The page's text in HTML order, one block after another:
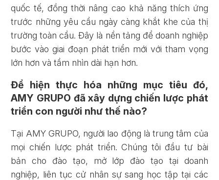
quốc tế, đồng thời nâng cao khả năng thích ứng
trước những yêu cầu ngày càng khắt khe của thị
trường toàn cầu. Đây là nền tảng để doanh nghiệp
bước vào giai đoạn phát triển mới với tham vọng
lớn hơn và tầm nhìn dài hạn hơn.
Để hiện thực hóa những mục tiêu đó,
AMY GRUPO đã xây dựng chiến lược phát
triển con người như thế nào?
Tại AMY GRUPO, người lao động là trung tâm của
mọi chiến lược phát triển. Chúng tôi đầu tư bài
bản cho đào tạo, mở lớp đào tạo tại doanh
nghiệp, liên tục cử nhân sự sang học tập tại các